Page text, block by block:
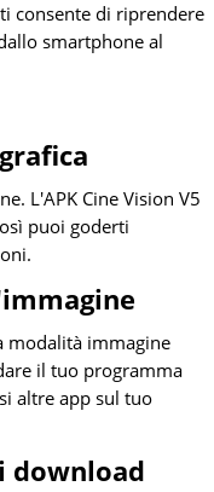
consente di riprendere
smartphone al
L'APK Cine Vision V5
puoi goderti
modalità immagine
il tuo programma
altre app sul tuo
download